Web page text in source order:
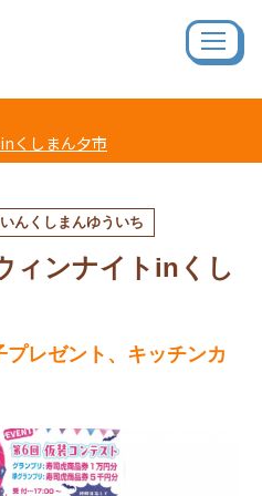
くしまん夕市
んくしまんゆういち
ィンナイトinくし
レゼント、キッチンカ